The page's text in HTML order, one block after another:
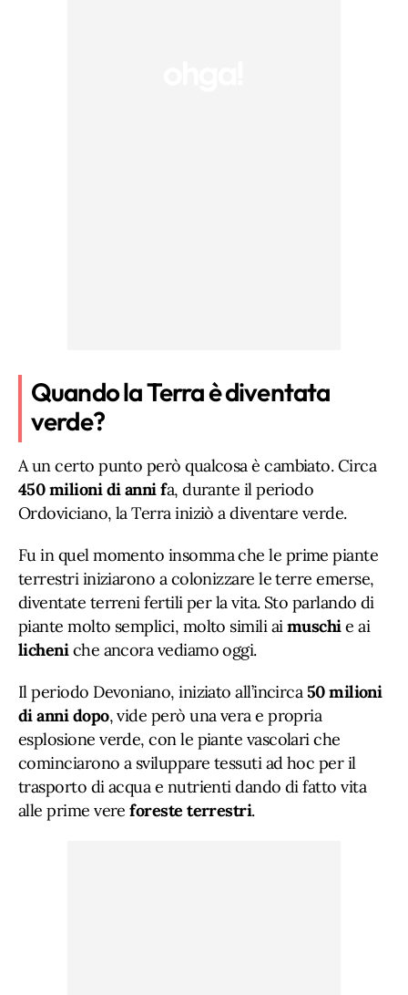
Quando la Terra è diventata
verde?
A un certo punto però qualcosa è cambiato. Circa
450 milioni di anni fa, durante il periodo
Ordoviciano, la Terra iniziò a diventare verde.
Fu in quel momento insomma che le prime piante
terrestri iniziarono a colonizzare le terre emerse,
diventate terreni fertili per la vita. Sto parlando di
piante molto semplici, molto simili aimuschie ai
licheniche ancora vediamo oggi.
Il periodo Devoniano, iniziato all’incirca50 milioni
di anni dopo, vide però una vera e propria
esplosione verde, con le piante vascolari che
cominciarono a sviluppare tessuti ad hoc per il
trasporto di acqua e nutrienti dando di fatto vita
alle prime vereforeste terrestri.